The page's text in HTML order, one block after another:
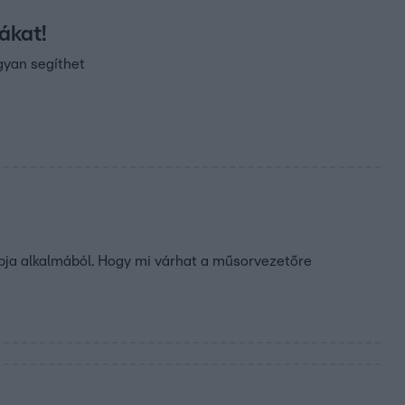
segíthet
alkalmából. Hogy mi várhat a műsorvezetőre